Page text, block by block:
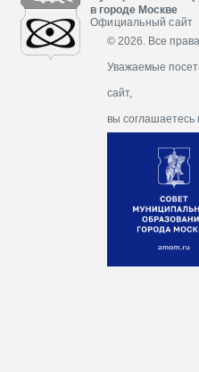
в городе Москве
Официальный сайт
© 2026. Все
Уважаемые
сайт,
вы